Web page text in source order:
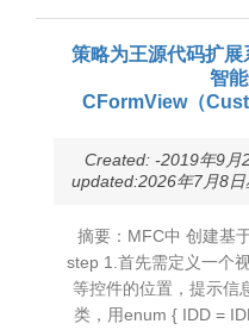
策略为王源代码扩展
智
CFormView（
Created: -2019年9月
updated:2026年7月8
摘要：MFC中 创建基
step 1.首先需定义一个
等控件的位置，提示信
类，用enum { IDD =